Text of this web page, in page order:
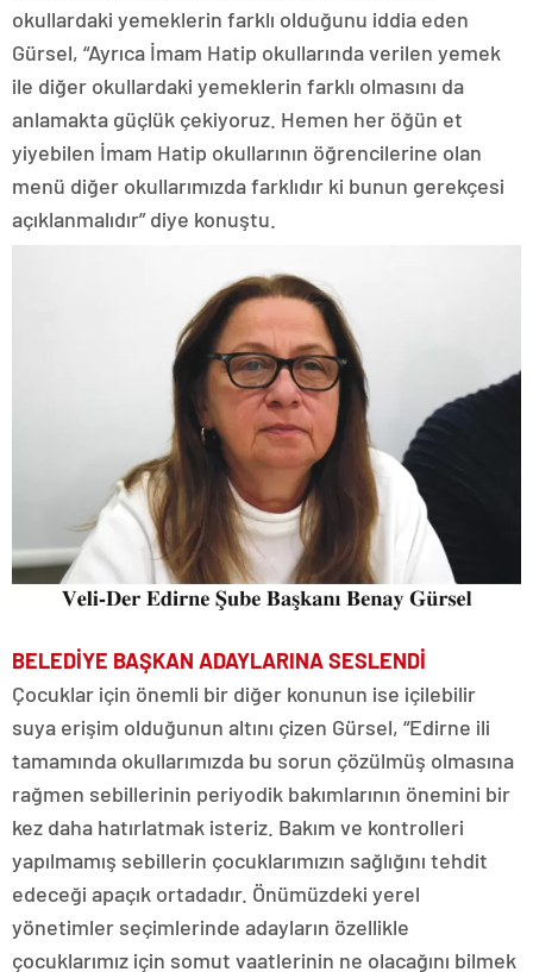
okullardaki yemeklerin farklı olduğunu iddia eden
Gürsel, “Ayrıca İmam Hatip okullarında verilen yemek
ile diğer okullardaki yemeklerin farklı olmasını da
anlamakta güçlük çekiyoruz. Hemen her öğün et
yiyebilen İmam Hatip okullarının öğrencilerine olan
menü diğer okullarımızda farklıdır ki bunun gerekçesi
açıklanmalıdır” diye konuştu.
BELEDİYE BAŞKAN ADAYLARINA SESLENDİ
Çocuklar için önemli bir diğer konunun ise içilebilir
suya erişim olduğunun altını çizen Gürsel, “Edirne ili
tamamında okullarımızda bu sorun çözülmüş olmasına
rağmen sebillerinin periyodik bakımlarının önemini bir
kez daha hatırlatmak isteriz. Bakım ve kontrolleri
yapılmamış sebillerin çocuklarımızın sağlığını tehdit
edeceği apaçık ortadadır. Önümüzdeki yerel
yönetimler seçimlerinde adayların özellikle
çocuklarımız için somut vaatlerinin ne olacağını bilmek